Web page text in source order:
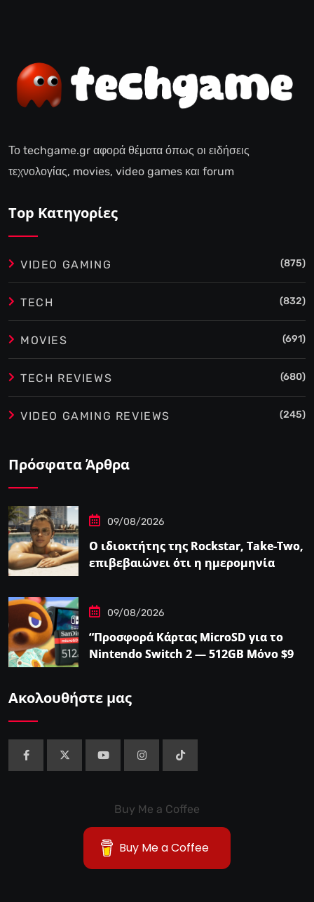
Το techgame.gr αφορά θέματα όπως οι ειδήσεις
τεχνολογίας, movies, video games και forum
Top Κατηγορίες
VIDEO GAMING (875)
TECH (832)
MOVIES (691)
TECH REVIEWS (680)
VIDEO GAMING REVIEWS (245)
Πρόσφατα Άρθρα
09/08/2026
Ο ιδιοκτήτης της Rockstar, Take-Two,
επιβεβαιώνει ότι η ημερομηνία
09/08/2026
“Προσφορά Κάρτας MicroSD για το
Nintendo Switch 2 — 512GB Μόνο $98
Ακολουθήστε μας
Buy Me a Coffee
Buy Me a Coffee